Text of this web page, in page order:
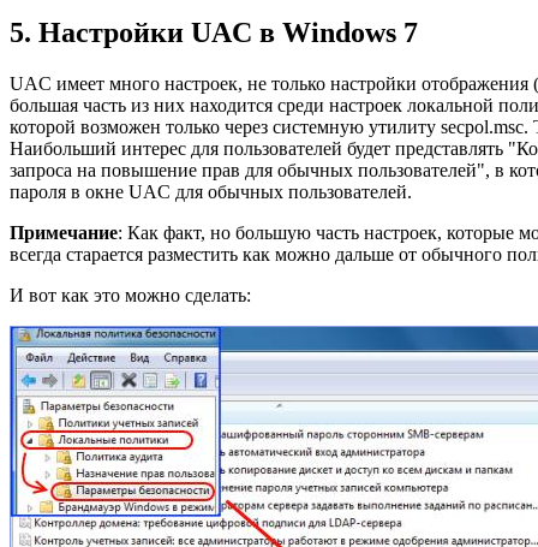
5. Настройки UAC в Windows 7
UAC имеет много настроек, не только настройки отображения
большая часть из них находится среди настроек локальной
которой возможен только через системную утилиту secpol.msc.
Наибольший интерес для пользователей будет представлять
запроса на повышение прав для обычных пользователей", в
пароля в окне UAC для обычных пользователей.
Примечание: Как факт, но большую часть настроек, которые
всегда старается разместить как можно дальше от обычного
И вот как это можно сделать: